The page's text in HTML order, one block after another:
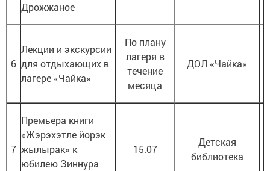
Дрожжаное
6
Лекции и экскурсии
для отдыхающих в
лагере «Чайка»
По плану
лагеря в
течение
месяца
ДОЛ «Чайка»
7
Премьера книги
«Жэрэхэтле йорэк
жылырак» к
юбилею Зиннура
15.07
Детская
библиотека